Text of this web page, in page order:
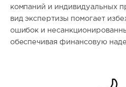
компаний и индивидуальных
вид экспертизы помогает
ошибок и
обеспечивая финансовую